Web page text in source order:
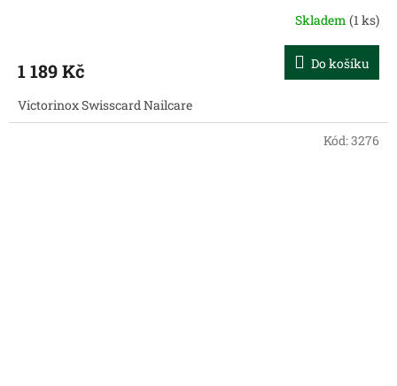
Skladem (1 ks)
1 189 Kč Do košíku
Victorinox Swisscard Nailcare
Kód:3276